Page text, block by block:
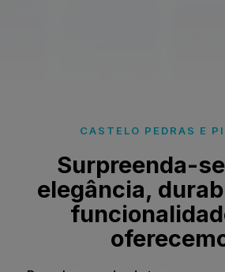
CASTELO PEDRAS E
Surpreenda-
elegância,